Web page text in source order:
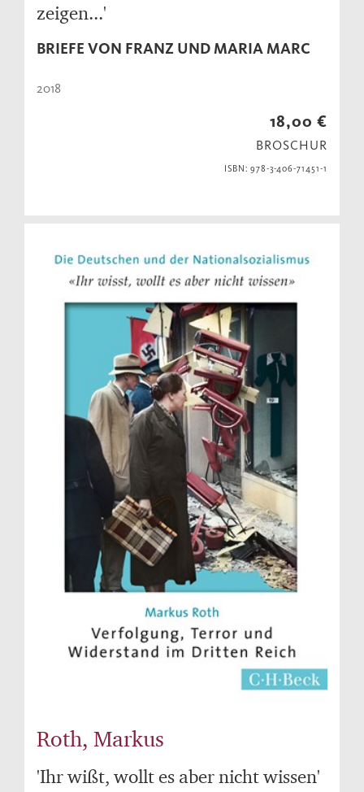
zeigen...'
BRIEFE VON FRANZ UND MARIA MARC
2018
18,00 €
BROSCHUR
ISBN: 978-3-406-71451-1
Roth, Markus
'Ihr wißt, wollt es aber nicht wissen'